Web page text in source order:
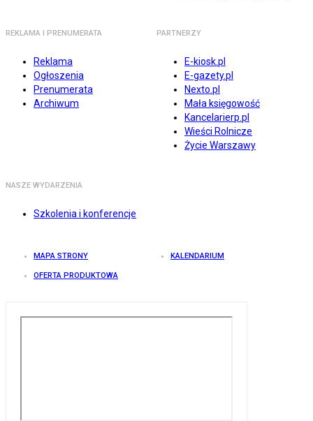
REKLAMA I PRENUMERATA
Reklama
Ogłoszenia
Prenumerata
Archiwum
PARTNERZY
E-kiosk.pl
E-gazety.pl
Nexto.pl
Mała księgowość
Kancelarierp.pl
Wieści Rolnicze
Życie Warszawy
NASZE WYDARZENIA
Szkolenia i konferencje
MAPA STRONY KALENDARIUM
OFERTA PRODUKTOWA